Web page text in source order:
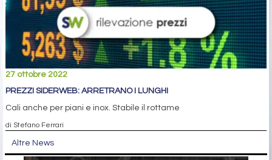
27 ottobre 2022
PREZZI SIDERWEB: ARRETRANO I LUNGHI
Cali anche per piani e inox. Stabile il rottame
di Stefano Ferrari
Altre News